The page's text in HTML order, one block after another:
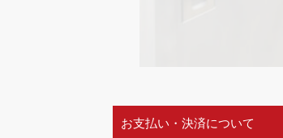
お支払い・決済について